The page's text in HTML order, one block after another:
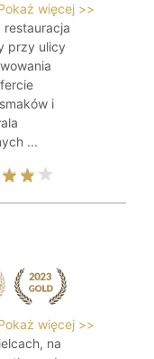
więcej >>
przy ulicy
i
...
więcej >>
na